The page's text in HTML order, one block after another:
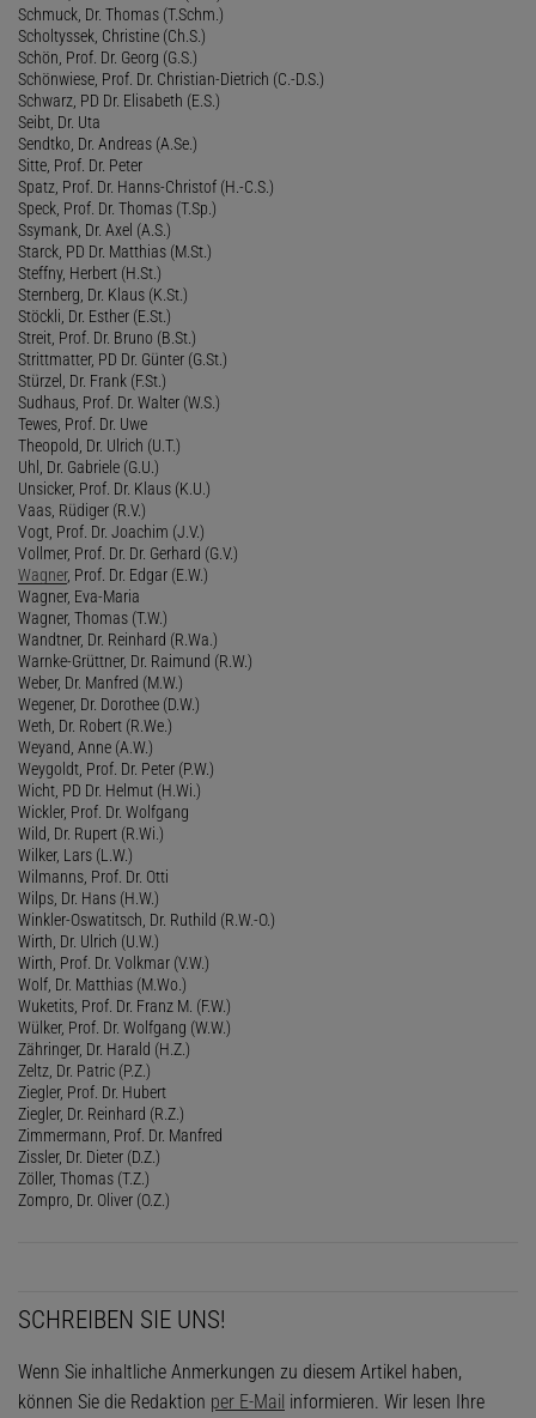
Schmuck, Dr. Thomas (T.Schm.)
Scholtyssek, Christine (Ch.S.)
Schön, Prof. Dr. Georg (G.S.)
Schönwiese, Prof. Dr. Christian-Dietrich (C.-D.S.)
Schwarz, PD Dr. Elisabeth (E.S.)
Seibt, Dr. Uta
Sendtko, Dr. Andreas (A.Se.)
Sitte, Prof. Dr. Peter
Spatz, Prof. Dr. Hanns-Christof (H.-C.S.)
Speck, Prof. Dr. Thomas (T.Sp.)
Ssymank, Dr. Axel (A.S.)
Starck, PD Dr. Matthias (M.St.)
Steffny, Herbert (H.St.)
Sternberg, Dr. Klaus (K.St.)
Stöckli, Dr. Esther (E.St.)
Streit, Prof. Dr. Bruno (B.St.)
Strittmatter, PD Dr. Günter (G.St.)
Stürzel, Dr. Frank (F.St.)
Sudhaus, Prof. Dr. Walter (W.S.)
Tewes, Prof. Dr. Uwe
Theopold, Dr. Ulrich (U.T.)
Uhl, Dr. Gabriele (G.U.)
Unsicker, Prof. Dr. Klaus (K.U.)
Vaas, Rüdiger (R.V.)
Vogt, Prof. Dr. Joachim (J.V.)
Vollmer, Prof. Dr. Dr. Gerhard (G.V.)
Wagner, Prof. Dr. Edgar (E.W.)
Wagner, Eva-Maria
Wagner, Thomas (T.W.)
Wandtner, Dr. Reinhard (R.Wa.)
Warnke-Grüttner, Dr. Raimund (R.W.)
Weber, Dr. Manfred (M.W.)
Wegener, Dr. Dorothee (D.W.)
Weth, Dr. Robert (R.We.)
Weyand, Anne (A.W.)
Weygoldt, Prof. Dr. Peter (P.W.)
Wicht, PD Dr. Helmut (H.Wi.)
Wickler, Prof. Dr. Wolfgang
Wild, Dr. Rupert (R.Wi.)
Wilker, Lars (L.W.)
Wilmanns, Prof. Dr. Otti
Wilps, Dr. Hans (H.W.)
Winkler-Oswatitsch, Dr. Ruthild (R.W.-O.)
Wirth, Dr. Ulrich (U.W.)
Wirth, Prof. Dr. Volkmar (V.W.)
Wolf, Dr. Matthias (M.Wo.)
Wuketits, Prof. Dr. Franz M. (F.W.)
Wülker, Prof. Dr. Wolfgang (W.W.)
Zähringer, Dr. Harald (H.Z.)
Zeltz, Dr. Patric (P.Z.)
Ziegler, Prof. Dr. Hubert
Ziegler, Dr. Reinhard (R.Z.)
Zimmermann, Prof. Dr. Manfred
Zissler, Dr. Dieter (D.Z.)
Zöller, Thomas (T.Z.)
Zompro, Dr. Oliver (O.Z.)
SCHREIBEN SIE UNS!
Wenn Sie inhaltliche Anmerkungen zu diesem Artikel haben,
können Sie die Redaktion per E-Mail informieren. Wir lesen Ihre